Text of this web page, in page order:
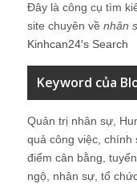
Đây là công cụ tìm
site chuyên về nhân
Kinhcan24′s Search
Keyword của
Quản trị nhân sự,
quả công việc, chính
điểm cân bằng,
ngộ, nhân sự, tổ